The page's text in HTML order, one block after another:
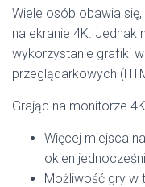
Wiele osób obawia
na ekranie 4K. Jednak
wykorzystanie grafiki
przeglądarkowych
Grając na monitorze
Więcej miejsca
okien
Możliwość gry w